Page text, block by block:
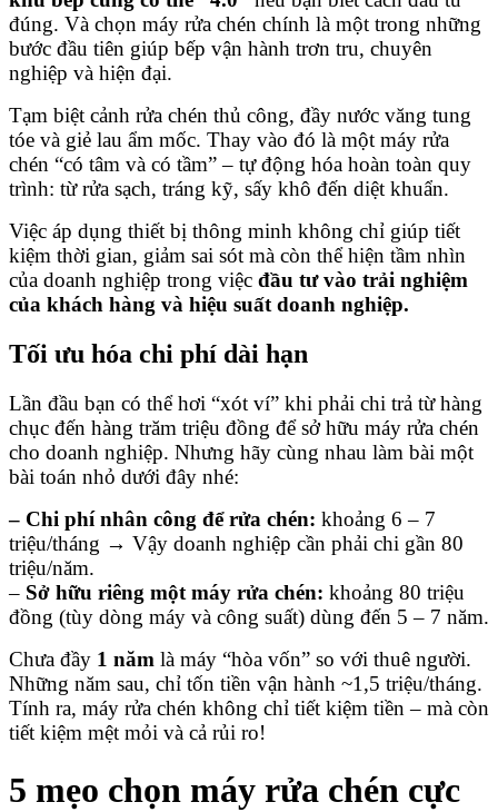
đúng. Và chọn máy rửa chén chính là một trong những
bước đầu tiên giúp bếp vận hành trơn tru, chuyên
nghiệp và hiện đại.
Tạm biệt cảnh rửa chén thủ công, đầy nước văng tung
tóe và giẻ lau ẩm mốc. Thay vào đó là một máy rửa
chén “có tâm và có tầm” – tự động hóa hoàn toàn quy
trình: từ rửa sạch, tráng kỹ, sấy khô đến diệt khuẩn.
Việc áp dụng thiết bị thông minh không chỉ giúp tiết
kiệm thời gian, giảm sai sót mà còn thể hiện tầm nhìn
của doanh nghiệp trong việc đầu tư vào trải nghiệm
của khách hàng và hiệu suất doanh nghiệp.
Tối ưu hóa chi phí dài hạn
Lần đầu bạn có thể hơi “xót ví” khi phải chi trả từ hàng
chục đến hàng trăm triệu đồng để sở hữu máy rửa chén
cho doanh nghiệp. Nhưng hãy cùng nhau làm bài một
bài toán nhỏ dưới đây nhé:
– Chi phí nhân công để rửa chén: khoảng 6 – 7
triệu/tháng → Vậy doanh nghiệp cần phải chi gần 80
triệu/năm.
– Sở hữu riêng một máy rửa chén: khoảng 80 triệu
đồng (tùy dòng máy và công suất) dùng đến 5 – 7 năm.
Chưa đầy 1 năm là máy “hòa vốn” so với thuê người.
Những năm sau, chỉ tốn tiền vận hành ~1,5 triệu/tháng.
Tính ra, máy rửa chén không chỉ tiết kiệm tiền – mà còn
tiết kiệm mệt mỏi và cả rủi ro!
5 mẹo chọn máy rửa chén cực